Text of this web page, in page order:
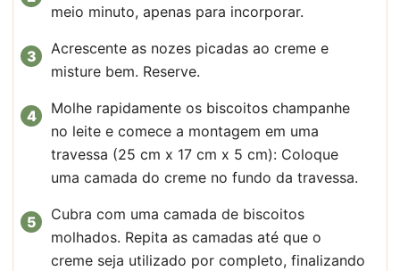
meio minuto, apenas para incorporar.
Acrescente as nozes picadas ao creme e
misture bem. Reserve.
Molhe rapidamente os biscoitos champanhe
no leite e comece a montagem em uma
travessa (25 cm x 17 cm x 5 cm): Coloque
uma camada do creme no fundo da travessa.
Cubra com uma camada de biscoitos
molhados. Repita as camadas até que o
creme seja utilizado por completo, finalizando